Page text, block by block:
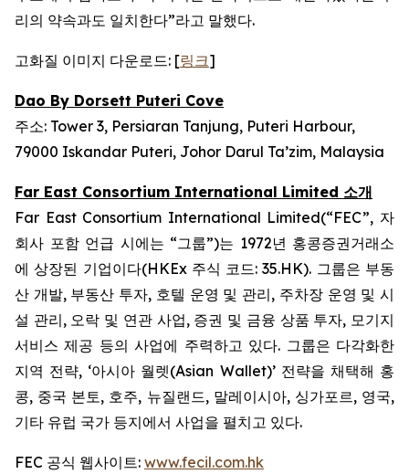
리의 약속과도 일치한다”라고 말했다.
고화질 이미지 다운로드: [링크]
Dao By Dorsett Puteri Cove
주소: Tower 3, Persiaran Tanjung, Puteri Harbour,
79000 Iskandar Puteri, Johor Darul Ta’zim, Malaysia
Far East Consortium International Limited 소개
Far East Consortium International Limited(“FEC”, 자
회사 포함 언급 시에는 “그룹”)는 1972년 홍콩증권거래소
에 상장된 기업이다(HKEx 주식 코드: 35.HK). 그룹은 부동
산 개발, 부동산 투자, 호텔 운영 및 관리, 주차장 운영 및 시
설 관리, 오락 및 연관 사업, 증권 및 금융 상품 투자, 모기지
서비스 제공 등의 사업에 주력하고 있다. 그룹은 다각화한
지역 전략, ‘아시아 월렛(Asian Wallet)’ 전략을 채택해 홍
콩, 중국 본토, 호주, 뉴질랜드, 말레이시아, 싱가포르, 영국,
기타 유럽 국가 등지에서 사업을 펼치고 있다.
FEC 공식 웹사이트: www.fecil.com.hk